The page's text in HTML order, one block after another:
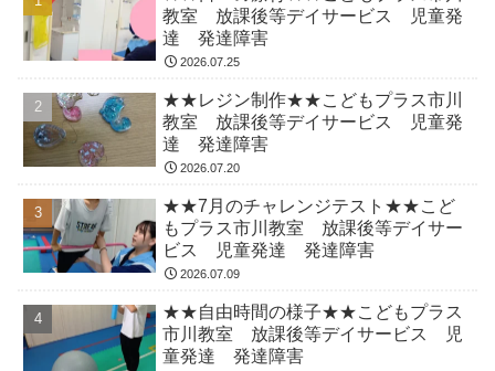
教室 放課後等デイサービス 児童発
達 発達障害
2026.07.25
★★レジン制作★★こどもプラス市川
教室 放課後等デイサービス 児童発
達 発達障害
2026.07.20
★★7月のチャレンジテスト★★こど
もプラス市川教室 放課後等デイサー
ビス 児童発達 発達障害
2026.07.09
★★自由時間の様子★★こどもプラス
市川教室 放課後等デイサービス 児
童発達 発達障害